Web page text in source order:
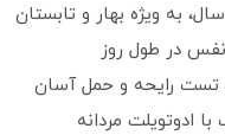
به ویژه بهار و تابستان
نفس در طول روز
ادوتویلت مردانه